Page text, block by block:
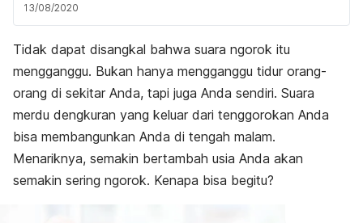
13/08/2020
Tidak dapat disangkal bahwa suara ngorok itu
mengganggu. Bukan hanya mengganggu tidur orang-
orang di sekitar Anda, tapi juga Anda sendiri. Suara
merdu dengkuran yang keluar dari tenggorokan Anda
bisa membangunkan Anda di tengah malam.
Menariknya, semakin bertambah usia Anda akan
semakin sering ngorok. Kenapa bisa begitu?